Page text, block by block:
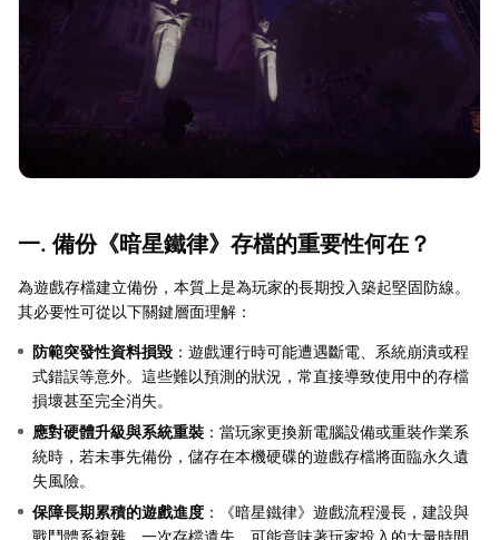
一. 備份《暗星鐵律》存檔的重要性何在？
為遊戲存檔建立備份，本質上是為玩家的長期投入築起堅固防線。
其必要性可從以下關鍵層面理解：
防範突發性資料損毀 ：遊戲運行時可能遭遇斷電、系統崩潰或程
式錯誤等意外。這些難以預測的狀況，常直接導致使用中的存檔
損壞甚至完全消失。
應對硬體升級與系統重裝 ：當玩家更換新電腦設備或重裝作業系
統時，若未事先備份，儲存在本機硬碟的遊戲存檔將面臨永久遺
失風險。
保障長期累積的遊戲進度 ：《暗星鐵律》遊戲流程漫長，建設與
戰鬥體系複雜。一次存檔遺失，可能意味著玩家投入的大量時間